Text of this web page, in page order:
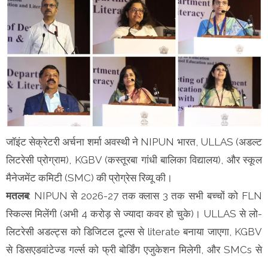
जॉइंट सेक्रेटरी अर्चना शर्मा अवस्थी ने NIPUN भारत, ULLAS (अडल्ट
लिटरेसी प्रोग्राम), KGBV (कस्तूरबा गांधी बालिका विद्यालय), और स्कूल
मैनेजमेंट कमिटी (SMC) की प्रोग्रेस रिव्यू की।
मतलब: NIPUN से 2026-27 तक क्लास 3 तक सभी बच्चों को FLN
स्किल्स मिलेंगी (अभी 4 करोड़ से ज्यादा कवर हो चुके)। ULLAS से लो-
लिटरेसी अडल्ट्स को डिजिटल टूल्स से literate बनाया जाएगा, KGBV
से डिसएडवांटेज्ड गर्ल्स को फ्री बोर्डिंग एजुकेशन मिलेगी, और SMCs से